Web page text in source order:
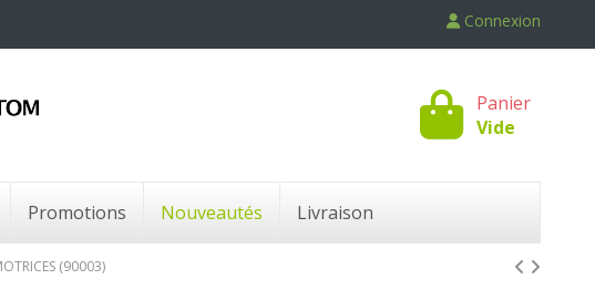
Connexion
Panier
Vide
Promotions Nouveautés Livraison
(90003)